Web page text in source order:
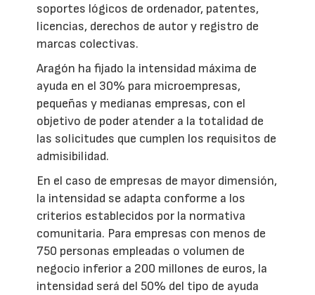
soportes lógicos de ordenador, patentes,
licencias, derechos de autor y registro de
marcas colectivas.
Aragón ha fijado la intensidad máxima de
ayuda en el 30% para microempresas,
pequeñas y medianas empresas, con el
objetivo de poder atender a la totalidad de
las solicitudes que cumplen los requisitos de
admisibilidad.
En el caso de empresas de mayor dimensión,
la intensidad se adapta conforme a los
criterios establecidos por la normativa
comunitaria. Para empresas con menos de
750 personas empleadas o volumen de
negocio inferior a 200 millones de euros, la
intensidad será del 50% del tipo de ayuda